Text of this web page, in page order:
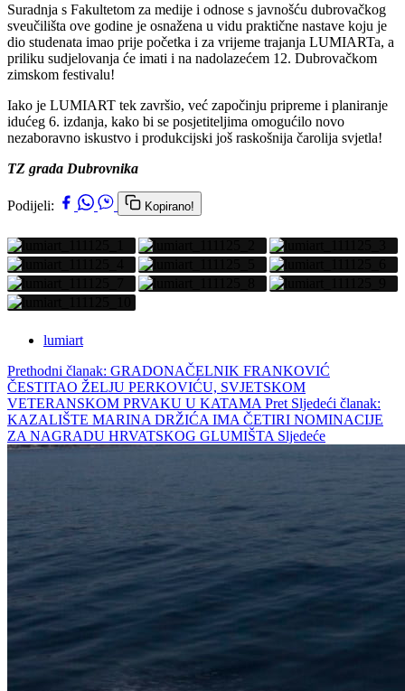
Suradnja s Fakultetom za medije i odnose s javnošću dubrovačkog
sveučilišta ove godine je osnažena u vidu praktične nastave koju je
dio studenata imao prije početka i za vrijeme trajanja LUMIARTa, a
priliku sudjelovanja će imati i na nadolazećem 12. Dubrovačkom
zimskom festivalu!
Iako je LUMIART tek završio, već započinju pripreme i planiranje
idućeg 6. izdanja, kako bi se posjetiteljima omogućilo novo
nezaboravno iskustvo i produkcijski još raskošnija čarolija svjetla!
TZ grada Dubrovnika
Podijeli: Kopirano!
lumiart
Prethodni članak: GRADONAČELNIK FRANKOVIĆ
ČESTITAO ŽELJU PERKOVIĆU, SVJETSKOM
VETERANSKOM PRVAKU U KATAMA Pret Sljedeći članak:
KAZALIŠTE MARINA DRŽIĆA IMA ČETIRI NOMINACIJE
ZA NAGRADU HRVATSKOG GLUMIŠTA Sljedeće